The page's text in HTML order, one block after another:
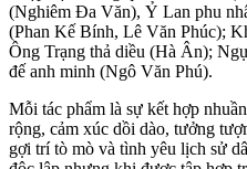
(Nghiêm Đa Văn), Ỷ Lan phu
(Phan Kế Bính, Lê Văn Phúc);
Ông Trạng thả diều (Hà Ân);
đế anh minh (Ngô Văn Phú).
Mỗi tác phẩm là sự kết hợp
rộng, cảm xúc dồi dào, tưởng
gợi trí tò mò và tình yêu lịch sử